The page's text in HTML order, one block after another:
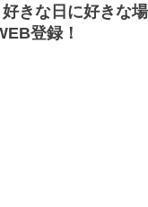
きな日に好きな
登録！